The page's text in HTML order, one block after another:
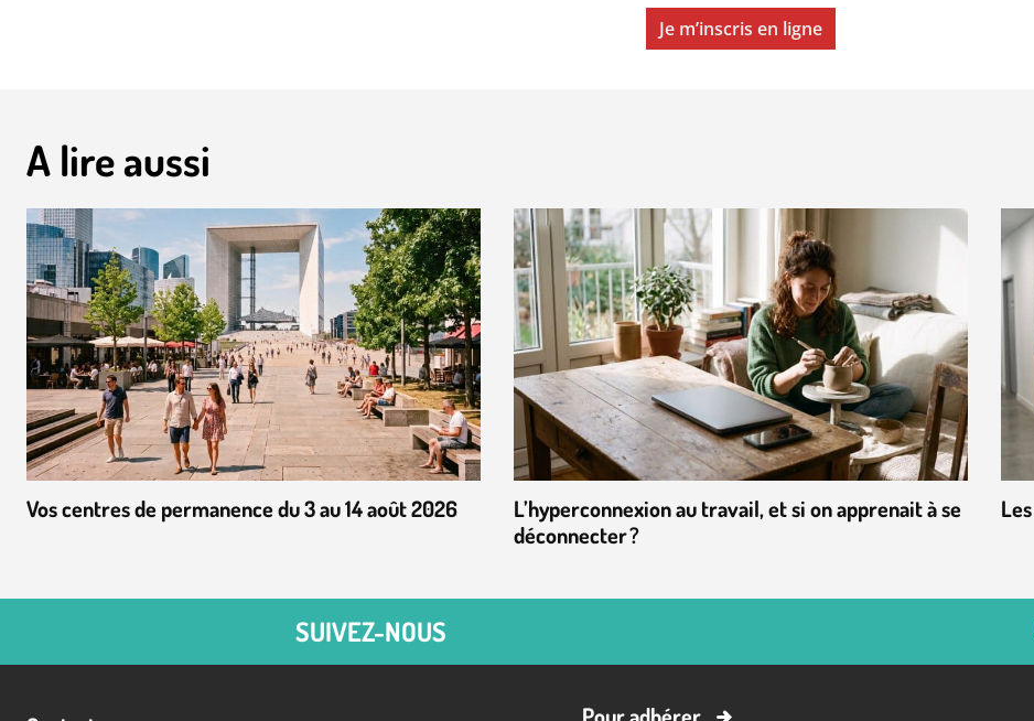
Je m’inscris en ligne
A lire aussi
Vos centres de permanence du 3 au 14 août 2026
L’hyperconnexion au travail, et si on apprenait à se
déconnecter ?
SUIVEZ-NOUS